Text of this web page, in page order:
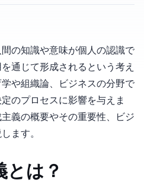
とは、人間の知識や意味が個人の認識で
通じて形成されるという考え
や組織論、ビジネスの分野で
のプロセスに影響を与えま
義の概要やその重要性、ビジ
ます。
とは？